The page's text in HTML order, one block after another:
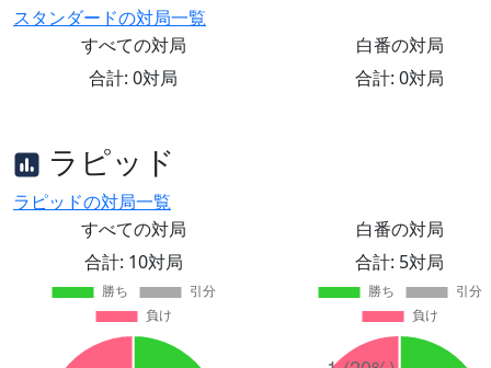
スタンダードの対局一覧
すべての対局
合計: 0対局
白番の対局
合計: 0対局
ラピッド
ラピッドの対局一覧
すべての対局
合計: 10対局
白番の対局
合計: 5対局